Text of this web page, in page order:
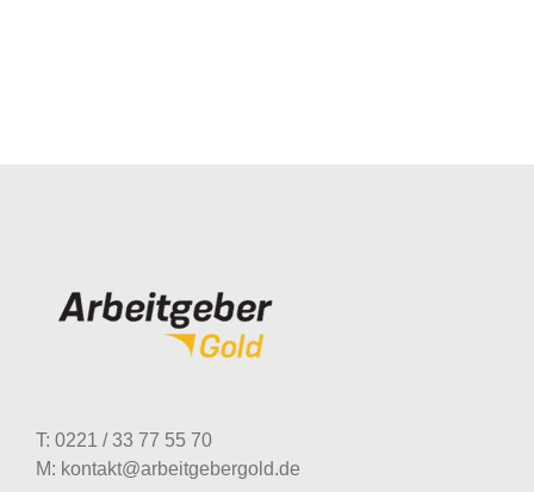
T: 0221 / 33 77 55 70
M: kontakt@arbeitgebergold.de